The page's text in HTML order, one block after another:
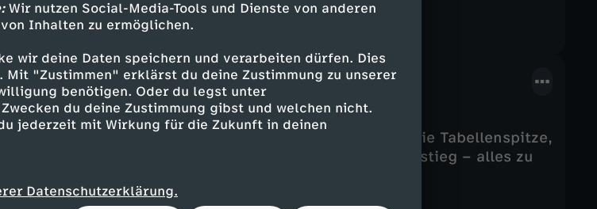
Wir nutzen Social-Media-Tools und Dienste von anderen
Inhalten zu ermöglichen.
wir deine Daten speichern und verarbeiten dürfen. Dies
"Zustimmen" erklärst du deine Zustimmung zu unserer
benötigen. Oder du legst unter
du deine Zustimmung gibst und welchen nicht.
jederzeit mit Wirkung für die Zukunft in deinen
Datenschutzerklärung.
UT DGS
mit Signalwirkung: Der HSV stürmt erstmals an die Tabellenspitze,
feiern in Berlin. Auch das Frauenteam träumt vom Aufstieg – alles zu
zu sein?